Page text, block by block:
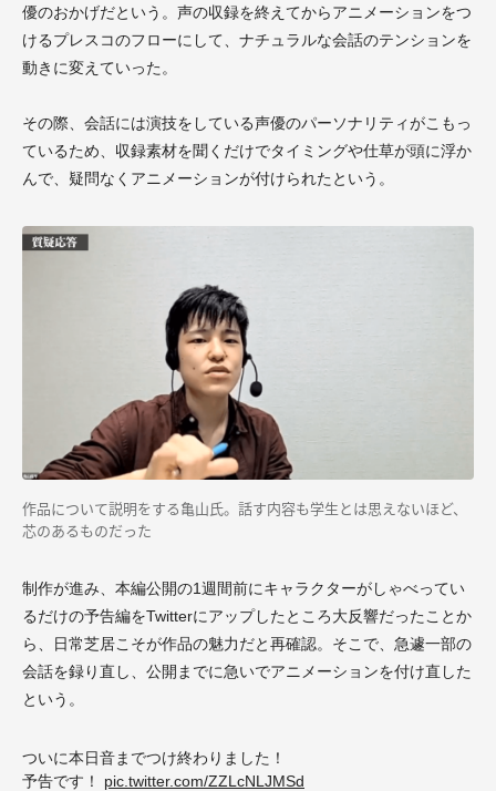
優のおかげだという。声の収録を終えてからアニメーションをつ
けるプレスコのフローにして、ナチュラルな会話のテンションを
動きに変えていった。
その際、会話には演技をしている声優のパーソナリティがこもっ
ているため、収録素材を聞くだけでタイミングや仕草が頭に浮か
んで、疑問なくアニメーションが付けられたという。
作品について説明をする亀山氏。話す内容も学生とは思えないほど、
芯のあるものだった
制作が進み、本編公開の1週間前にキャラクターがしゃべってい
るだけの予告編をTwitterにアップしたところ大反響だったことか
ら、日常芝居こそが作品の魅力だと再確認。そこで、急遽一部の
会話を録り直し、公開までに急いでアニメーションを付け直した
という。
ついに本日音までつけ終わりました！
予告です！ pic.twitter.com/ZZLcNLJMSd